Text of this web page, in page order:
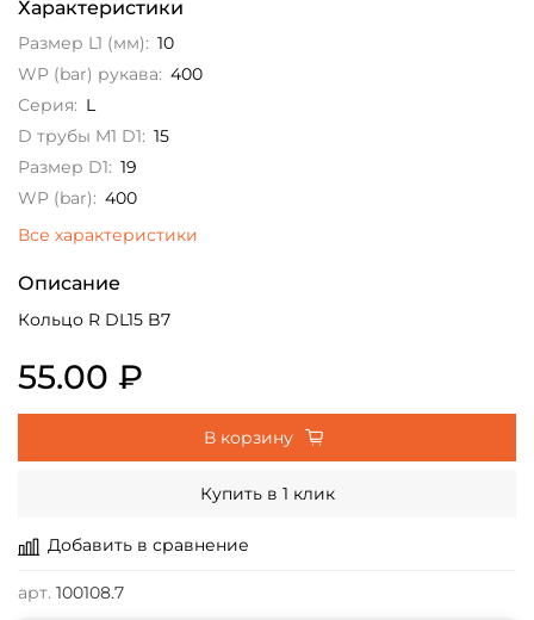
Добавить в сравнение
арт. 100108.7
Характеристики
Размер L1 (мм): 10
WP (bar) рукава: 400
Серия: L
D трубы M1 D1: 15
Размер D1: 19
WP (bar): 400
Все характеристики
Описание
Кольцо R DL15 B7
55.00 ₽
В корзину
Купить в 1 клик